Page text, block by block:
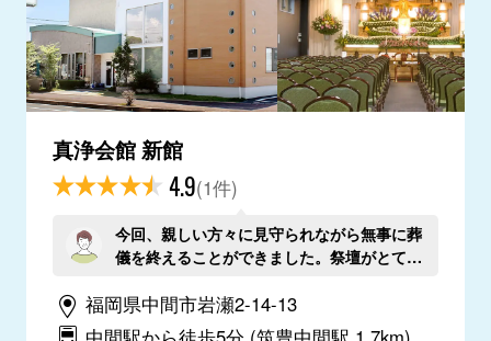
真浄会館 新館
4.9(1件)
今回、親しい方々に見守られながら無事に葬
儀を終えることができました。祭壇がとても
た。式場の清潔さもまずまずで、全体的に満
足しています。特に担当者の対応が素晴らし
福岡県中間市岩瀬2-14-13